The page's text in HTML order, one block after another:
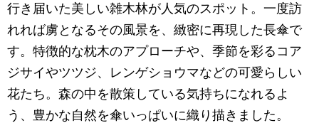
行き届いた美しい雑木林が人気のスポット。一度訪
れれば虜となるその風景を、緻密に再現した長傘で
す。特徴的な枕木のアプローチや、季節を彩るコア
ジサイやツツジ、レンゲショウマなどの可愛らしい
花たち。森の中を散策している気持ちになれるよ
う、豊かな自然を傘いっぱいに織り描きました。